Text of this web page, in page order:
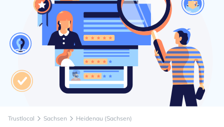
Trustlocal arrow_forward_ios Sachsen arrow_forward_ios Heidenau (Sachsen)